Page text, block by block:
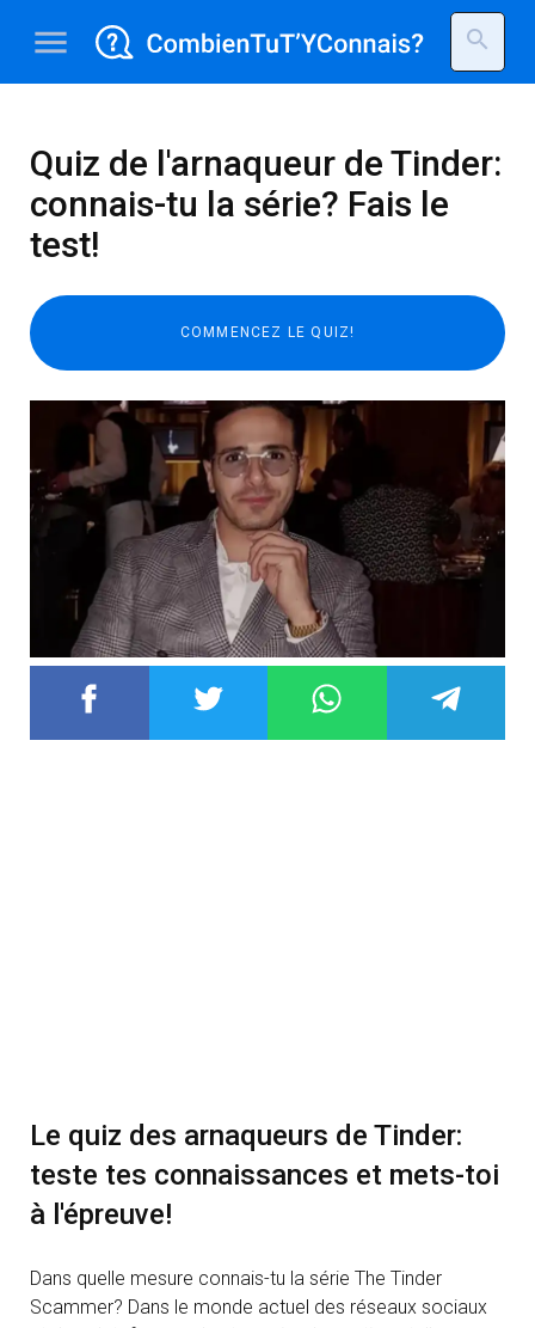
menu search
Quiz de l'arnaqueur de Tinder:
connais-tu la série? Fais le
test!
Le quiz des arnaqueurs de Tinder:
teste tes connaissances et mets-toi
à l'épreuve!
Dans quelle mesure connais-tu la série The Tinder
Scammer? Dans le monde actuel des réseaux sociaux